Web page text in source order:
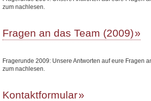
zum nachlesen.
Fragen an das Team (2009)
Fragerunde 2009: Unsere Antworten auf eure Fragen
zum nachlesen.
Kontaktformular